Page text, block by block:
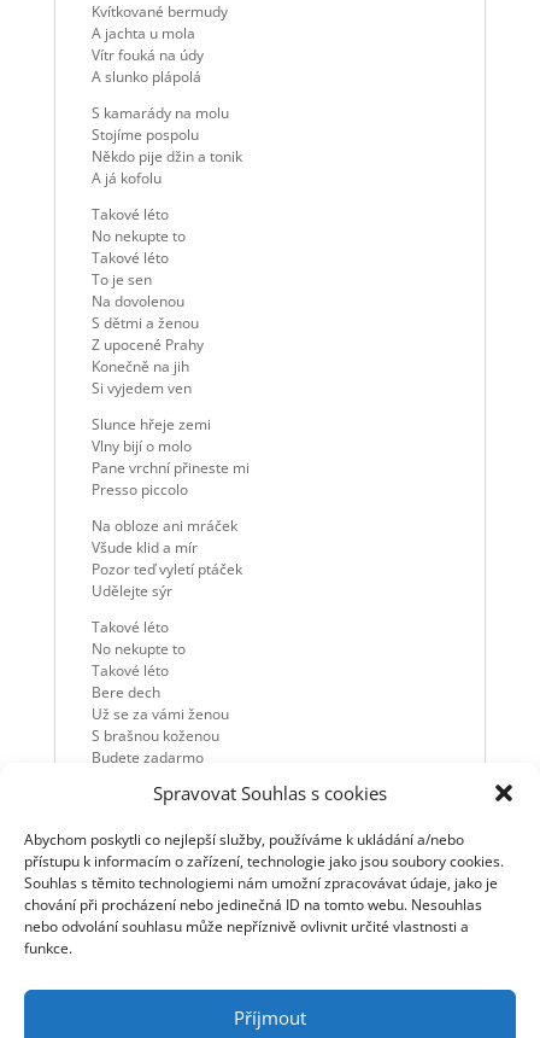
Spravovat Souhlas s cookies
Abychom poskytli co nejlepší služby, používáme k ukládání a/nebo
přístupu k informacím o zařízení, technologie jako jsou soubory cookies.
Souhlas s těmito technologiemi nám umožní zpracovávat údaje, jako je
chování při procházení nebo jedinečná ID na tomto webu. Nesouhlas
nebo odvolání souhlasu může nepříznivě ovlivnit určité vlastnosti a
funkce.
Příjmout
Kvítkované bermudy
A jachta u mola
Vítr fouká na údy
A slunko plápolá
S kamarády na molu
Stojíme pospolu
Někdo pije džin a tonik
A já kofolu
Takové léto
No nekupte to
Takové léto
To je sen
Na dovolenou
S dětmi a ženou
Z upocené Prahy
Konečně na jih
Si vyjedem ven
Slunce hřeje zemi
Vlny bijí o molo
Pane vrchní přineste mi
Presso piccolo
Na obloze ani mráček
Všude klid a mír
Pozor teď vyletí ptáček
Udělejte sýr
Takové léto
No nekupte to
Takové léto
Bere dech
Už se za vámi ženou
S brašnou koženou
Budete zadarmo
No nekupte to
Na vaší unavené tváři
Nebude chmur
Na dovolenou
S dětmi a ženou